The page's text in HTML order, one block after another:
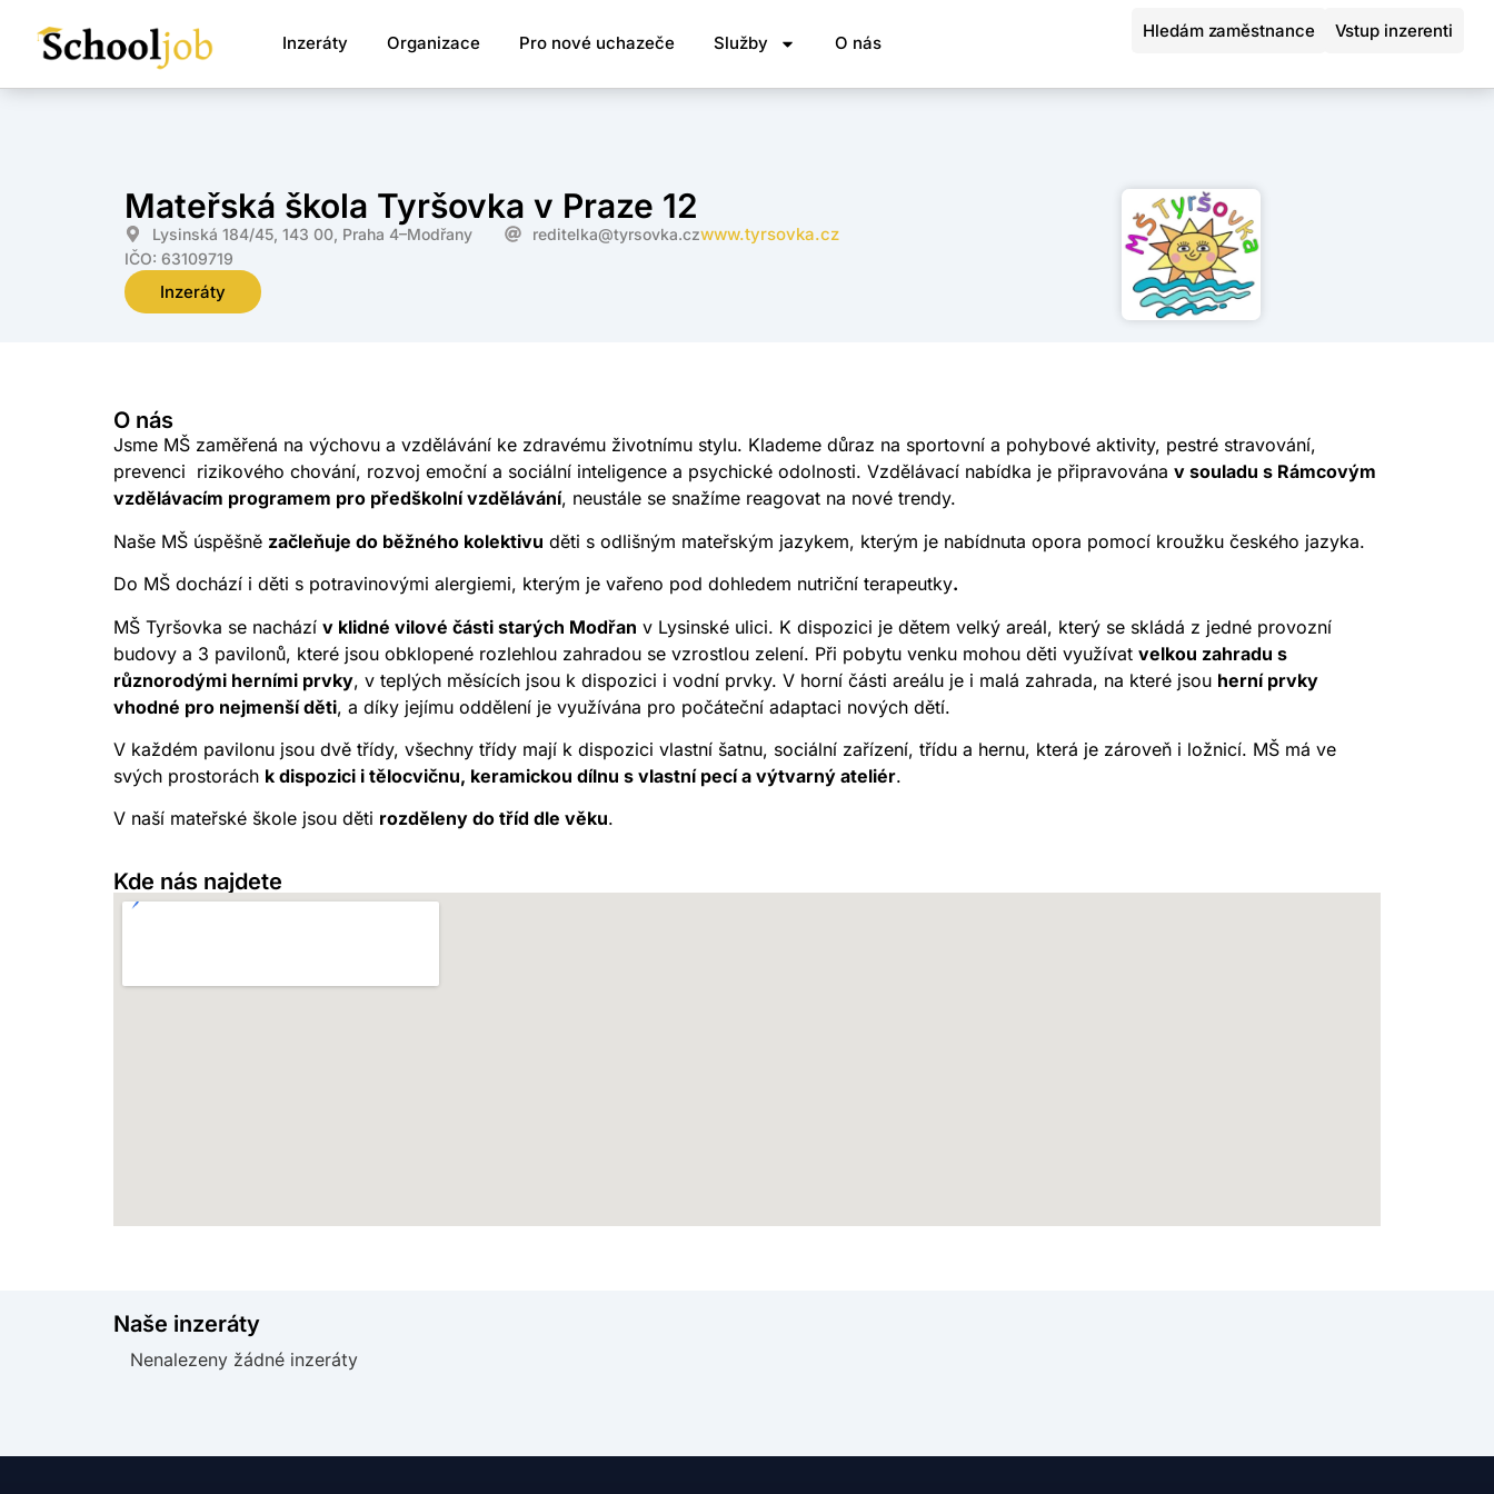
Inzeráty Organizace Pro nové uchazeče Služby O nás
Vstup inzerenti
Hledám zaměstnance
Mateřská škola Tyršovka v Praze 12
Lysinská 184/45, 143 00, Praha 4–Modřany reditelka@tyrsovka.czwww.tyrsovka.cz
IČO: 63109719
Inzeráty
O nás
Jsme MŠ zaměřená na výchovu a vzdělávání ke zdravému životnímu stylu. Klademe důraz na sportovní a pohybové aktivity, pestré stravování,
prevenci rizikového chování, rozvoj emoční a sociální inteligence a psychické odolnosti. Vzdělávací nabídka je připravována v souladu s Rámcovým
vzdělávacím programem pro předškolní vzdělávání, neustále se snažíme reagovat na nové trendy.
Naše MŠ úspěšně začleňuje do běžného kolektivu děti s odlišným mateřským jazykem, kterým je nabídnuta opora pomocí kroužku českého jazyka.
Do MŠ dochází i děti s potravinovými alergiemi, kterým je vařeno pod dohledem nutriční terapeutky.
MŠ Tyršovka se nachází v klidné vilové části starých Modřan v Lysinské ulici. K dispozici je dětem velký areál, který se skládá z jedné provozní
budovy a 3 pavilonů, které jsou obklopené rozlehlou zahradou se vzrostlou zelení. Při pobytu venku mohou děti využívat velkou zahradu s
různorodými herními prvky, v teplých měsících jsou k dispozici i vodní prvky. V horní části areálu je i malá zahrada, na které jsou herní prvky
vhodné pro nejmenší děti, a díky jejímu oddělení je využívána pro počáteční adaptaci nových dětí.
V každém pavilonu jsou dvě třídy, všechny třídy mají k dispozici vlastní šatnu, sociální zařízení, třídu a hernu, která je zároveň i ložnicí. MŠ má ve
svých prostorách k dispozici i tělocvičnu, keramickou dílnu s vlastní pecí a výtvarný ateliér.
V naší mateřské škole jsou děti rozděleny do tříd dle věku.
Kde nás najdete
Naše inzeráty
Nenalezeny žádné inzeráty